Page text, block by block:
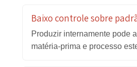
Dependência de
Quando a embalagem
operação.